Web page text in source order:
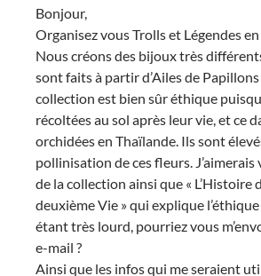
Bonjour,
Organisez vous Trolls et Légendes
Nous créons des bijoux très
sont faits à partir d’Ailes de
collection est bien sûr éthique
récoltées au sol après leur vie, et ce
orchidées en Thaïlande. Ils sont
pollinisation de ces fleurs.
de la collection ainsi que « L’Histoire
deuxième Vie » qui explique
étant très lourd, pourriez vous
e-mail ?
Ainsi que les infos qui me seraient